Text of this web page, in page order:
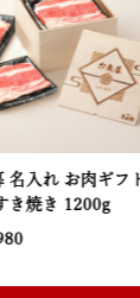
お世話になりま
れ お肉ギフト バ
き 300g